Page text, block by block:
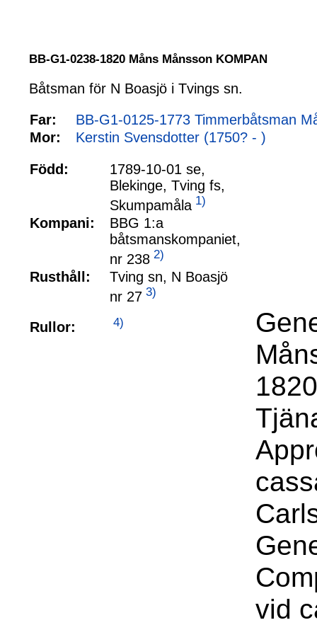
BB-G1-0238-1820 Måns Månsson KOMPAN
Båtsman för N Boasjö i Tvings sn.
Far:
BB-G1-0125-1773 Timmerbåtsman
Mor:
Kerstin Svensdotter (1750? - )
Född:
1789-10-01 se,
Blekinge, Tving fs,
Skumpamåla 1)
Kompani:
BBG 1:a
båtsmanskompaniet,
nr 238 2)
Rusthåll:
Tving sn, N Boasjö
nr 27 3)
Rullor: 4)
vid